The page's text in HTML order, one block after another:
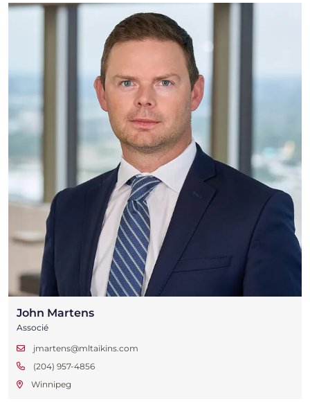
John Martens
Associé
jmartens@mltaikins.com
(204) 957-4856
Winnipeg